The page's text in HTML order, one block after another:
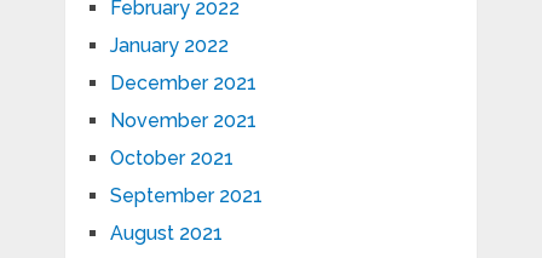
February 2022
January 2022
December 2021
November 2021
October 2021
September 2021
August 2021